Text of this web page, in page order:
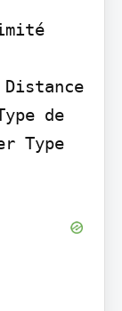
de
Type